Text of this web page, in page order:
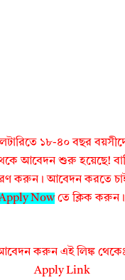
১৮-৪০ বছর
আবেদন শুরু হয়েছে!
করুন। আবেদন করতে
Nowতে ক্লিক করুন।
আবেদন করুন এই লিঙ্ক
Apply Link